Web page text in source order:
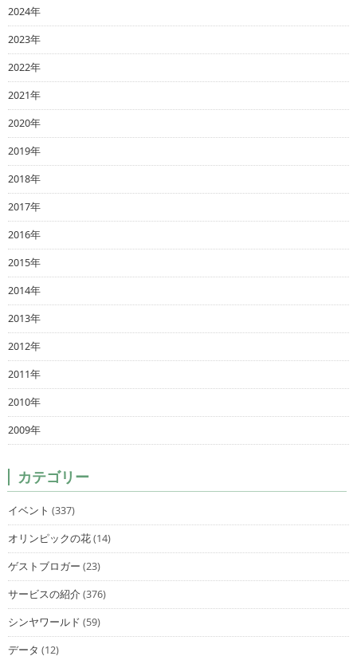
2024年
2023年
2022年
2021年
2020年
2019年
2018年
2017年
2016年
2015年
2014年
2013年
2012年
2011年
2010年
2009年
カテゴリー
イベント (337)
オリンピックの花(14)
ゲストブロガー (23)
サービスの紹介(376)
シンヤワールド (59)
データ (12)